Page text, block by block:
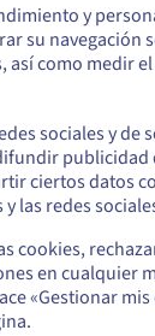
para
gracia de
del nombre de
las extensiones
y
su navegación
así como medir
sociales y de
ciertos datos
las redes
cookies,
en cualquier
«Gestionar mis